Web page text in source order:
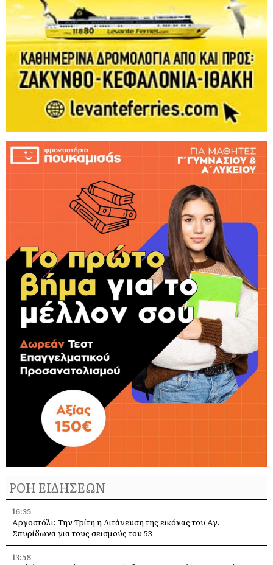
ΡΟΗ ΕΙΔΗΣΕΩΝ
16:35
Αργοστόλι: Την Τρίτη η Λιτάνευση της εικόνας του Αγ.
Σπυρίδωνα για τους σεισμούς του 53
13:58